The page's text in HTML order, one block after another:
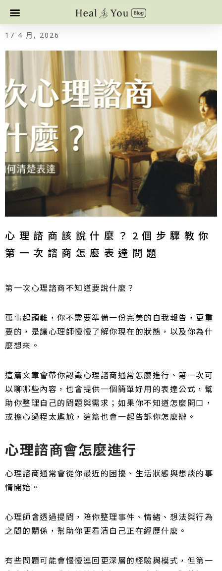
17 4 月, 2026
心理諮商該說什麼？2個步驟教你
第一次諮商怎麼表達問題
第一次心理諮商不知道要說什麼？
萬事起頭難，你不需要準備一份完美的自我報告，更重
要的，是讓心理師慢慢了解你現在的狀態，以及你為什
麼想來。
這篇文章會帶你認識心理諮商通常怎麼進行、第一次可
以聊哪些內容，也會提供一個簡單好用的表達公式，幫
助你整理自己的問題與需求；如果你不知道怎麼開口，
或擔心過程太尷尬，這篇也會一起告訴你怎麼辦。
心理諮商會怎麼進行
心理諮商通常會從你最近的困擾、生活狀態與想談的事
情開始。
心理師會透過提問，陪你整理事件、情緒、想法與行為
之間的關係，幫助你更看清自己正在經歷什麼。
有些問題可能會慢慢連回更深層的經驗與模式，但第一